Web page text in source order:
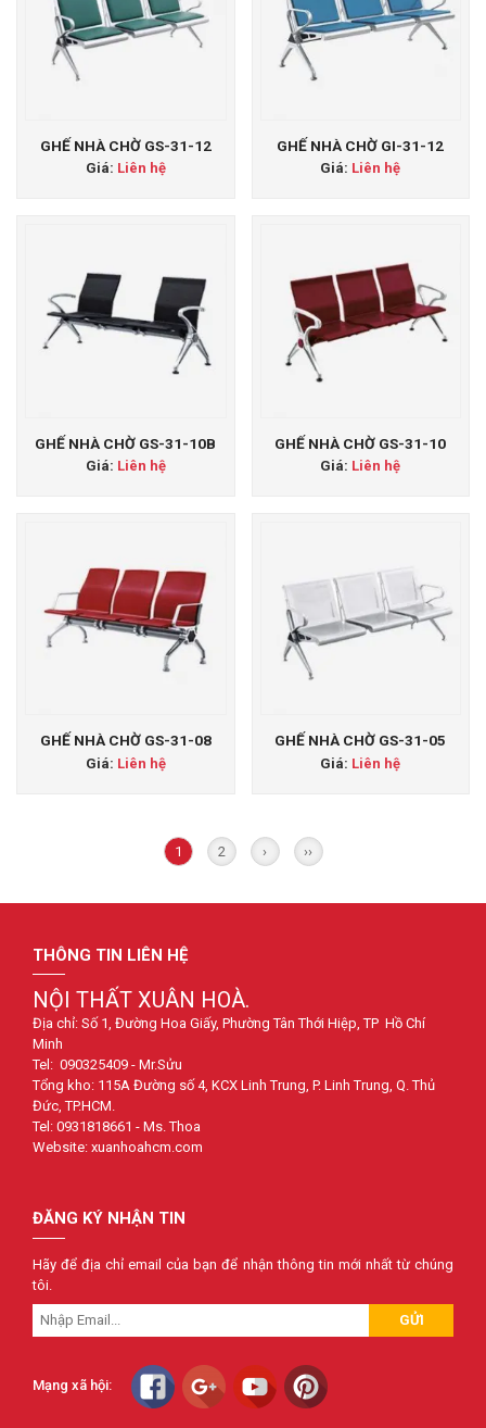
GHẾ NHÀ CHỜ GS-31-12
Giá: Liên hệ
GHẾ NHÀ CHỜ GI-31-12
Giá: Liên hệ
GHẾ NHÀ CHỜ GS-31-10B
Giá: Liên hệ
GHẾ NHÀ CHỜ GS-31-10
Giá: Liên hệ
GHẾ NHÀ CHỜ GS-31-08
Giá: Liên hệ
GHẾ NHÀ CHỜ GS-31-05
Giá: Liên hệ
1 2 › ››
THÔNG TIN LIÊN HỆ
NỘI THẤT XUÂN HOÀ.
Địa chỉ: Số 1, Đường Hoa Giấy, Phường Tân Thới Hiệp, TP Hồ Chí
Minh
Tel: 090325409 - Mr.Sửu
Tổng kho: 115A Đường số 4, KCX Linh Trung, P. Linh Trung, Q. Thủ
Đức, TP.HCM.
Tel: 0931818661 - Ms. Thoa
Website: xuanhoahcm.com
ĐĂNG KÝ NHẬN TIN
Hãy để địa chỉ email của bạn để nhận thông tin mới nhất từ chúng
tôi.
GỬI
Mạng xã hội: